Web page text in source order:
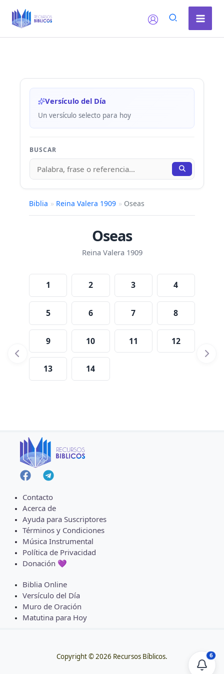
Versículo del Día
Un versículo selecto para hoy
BUSCAR
Biblia » Reina Valera 1909 » Oseas
Oseas
Reina Valera 1909
1 2 3 4
5 6 7 8
9 10 11 12
13 14
Contacto
Acerca de
Ayuda para Suscriptores
Términos y Condiciones
Música Instrumental
Política de Privacidad
Donación 💜
Biblia Online
Versículo del Día
Muro de Oración
Matutina para Hoy
Copyright © 2026 Recursos Bíblicos. 6